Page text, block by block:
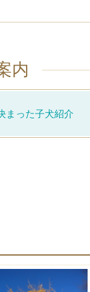
内
まった子犬紹介